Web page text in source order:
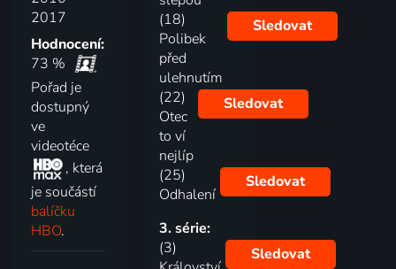
2017
Hodnocení:
73 %
Pořad je
dostupný
ve
videotéce
, která
je součástí
balíčku
HBO.
(18)
Polibek
před
ulehnutím
Sledovat
(22)
Otec
to ví
nejlíp
Sledovat
(25)
Odhalení
Sledovat
3. série:
(3)
Sledovat